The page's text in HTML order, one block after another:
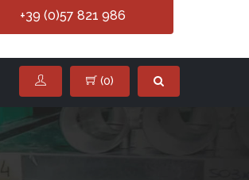
+39 (0)57 821 986
(0)